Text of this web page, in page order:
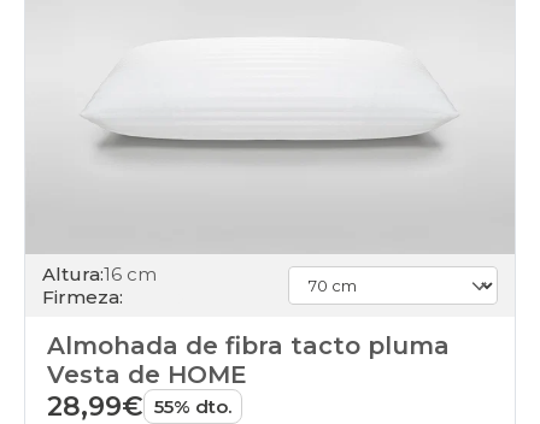
Altura:16 cm
Firmeza:
Almohada de fibra tacto pluma
Vesta de HOME
28,99€ 55% dto.